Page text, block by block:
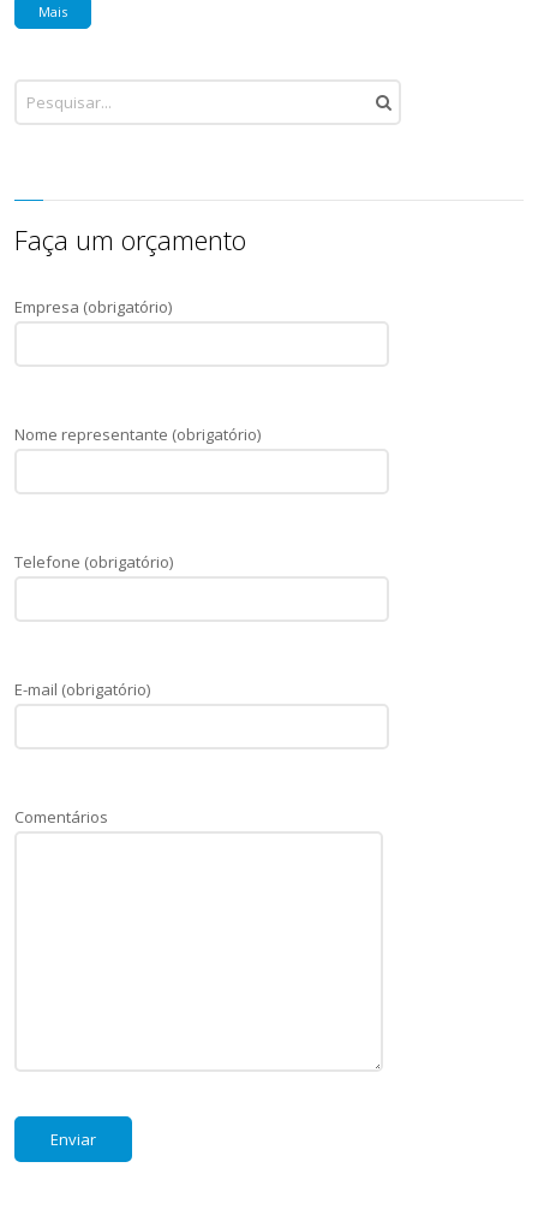
Mais
Faça um orçamento
Empresa (obrigatório)
Nome representante (obrigatório)
Telefone (obrigatório)
E-mail (obrigatório)
Comentários